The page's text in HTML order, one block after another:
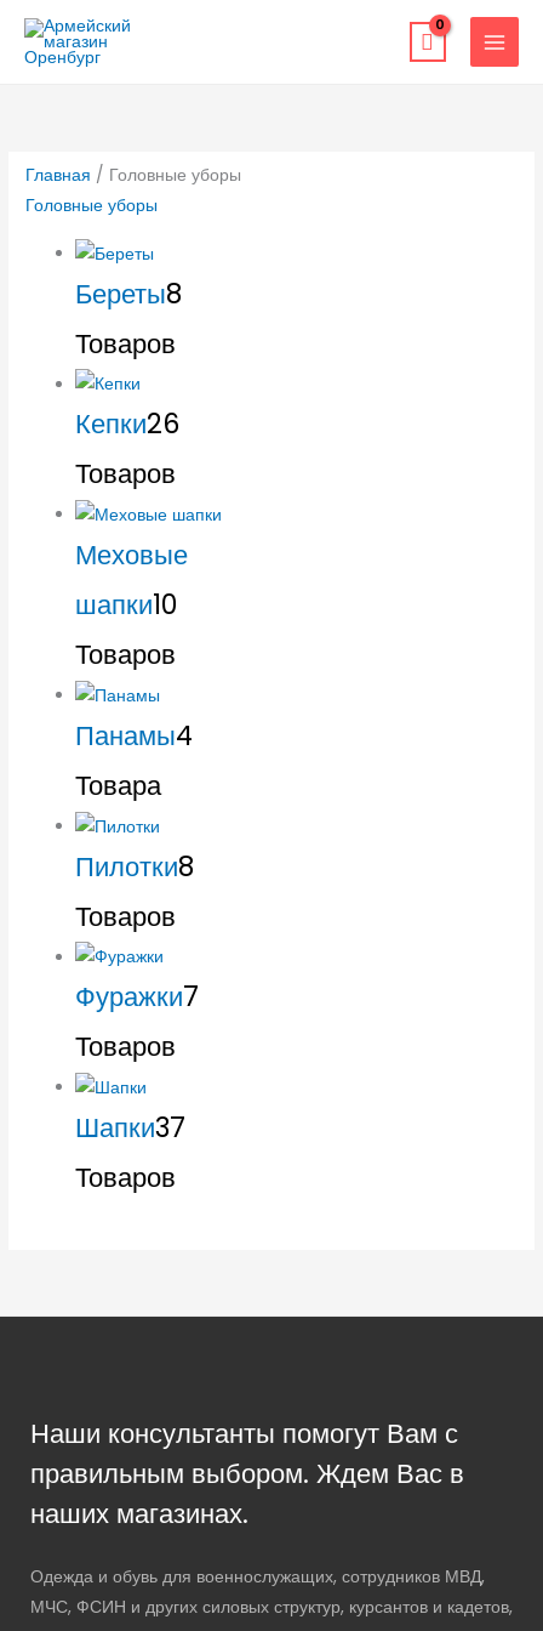
Перейти
содержимому
Главная / Головные уборы
Головные уборы
Береты8
Товаров
Кепки26
Товаров
Меховые
шапки10
Товаров
Панамы4
Товара
Пилотки8
Товаров
Фуражки7
Товаров
Шапки37
Товаров
Наши консультанты помогут Вам с
правильным выбором. Ждем Вас в
наших магазинах.
Одежда и обувь для военнослужащих, сотрудников МВД,
МЧС, ФСИН и других силовых структур, курсантов и кадетов,